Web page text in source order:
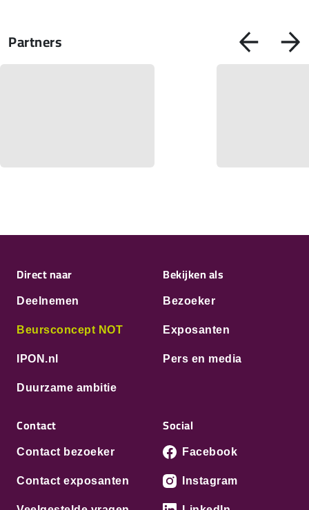
Partners
Direct naar
Deelnemen
Beursconcept NOT
IPON.nl
Duurzame ambitie
Bekijken als
Bezoeker
Exposanten
Pers en media
Contact
Contact bezoeker
Contact exposanten
Social
Facebook
Instagram